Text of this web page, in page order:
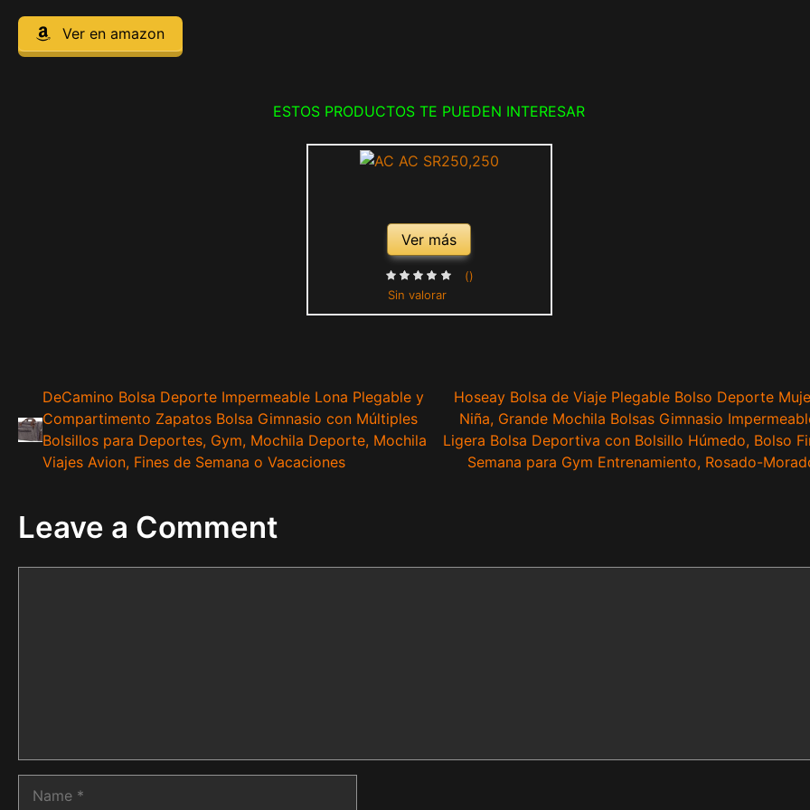
Ver en amazon
ESTOS PRODUCTOS TE PUEDEN INTERESAR
Ver más
Sin valorar
()
DeCamino Bolsa Deporte Impermeable Lona Plegable y
Compartimento Zapatos Bolsa Gimnasio con Múltiples
Bolsillos para Deportes, Gym, Mochila Deporte, Mochila
Viajes Avion, Fines de Semana o Vacaciones
Hoseay Bolsa de Viaje Plegable Bolso Deporte
Niña, Grande Mochila Bolsas Gimnasio
Ligera Bolsa Deportiva con Bolsillo Húmedo, Bolso
Semana para Gym Entrenamiento, Rosado-
Leave a Comment